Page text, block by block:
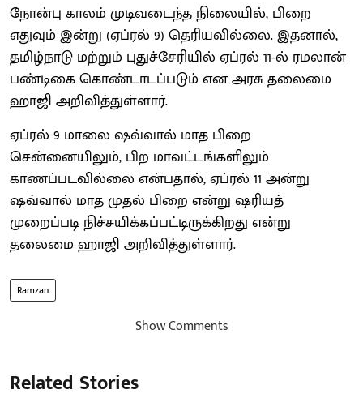
நோன்பு காலம் முடிவடைந்த நிலையில், பிறை
எதுவும் இன்று (ஏப்ரல் 9) தெரியவில்லை. இதனால்,
தமிழ்நாடு மற்றும் புதுச்சேரியில் ஏப்ரல் 11-ல் ரமலான்
பண்டிகை கொண்டாடப்படும் என அரசு தலைமை
ஹாஜி அறிவித்துள்ளார்.
ஏப்ரல் 9 மாலை ஷவ்வால் மாத பிறை
சென்னையிலும், பிற மாவட்டங்களிலும்
காணப்படவில்லை என்பதால், ஏப்ரல் 11 அன்று
ஷவ்வால் மாத முதல் பிறை என்று ஷரியத்
முறைப்படி நிச்சயிக்கப்பட்டிருக்கிறது என்று
தலைமை ஹாஜி அறிவித்துள்ளார்.
Ramzan
Show Comments
Related Stories